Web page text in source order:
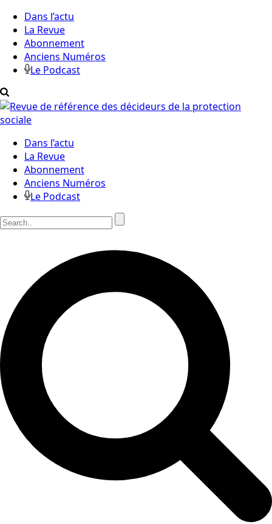
Dans l’actu
La Revue
Abonnement
Anciens Numéros
Le Podcast
Dans l’actu
La Revue
Abonnement
Anciens Numéros
Le Podcast